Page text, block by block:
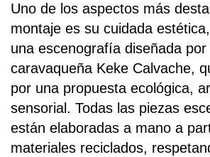
Uno de los aspectos más
montaje es su cuidada
una escenografía diseñada
caravaqueña Keke Calvache,
por una propuesta ecológica,
sensorial. Todas las piezas
están elaboradas a mano a
materiales reciclados,